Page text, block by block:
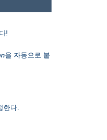
!
을 자동으로 붙
한다.